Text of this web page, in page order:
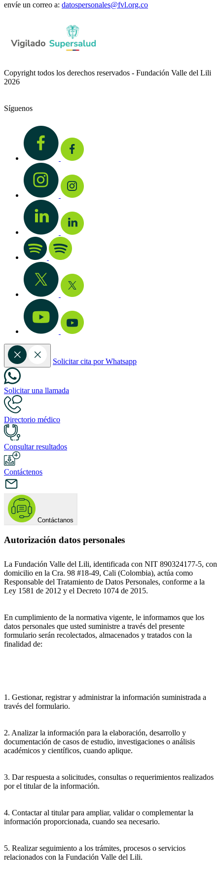
envíe un correo a: datospersonales@fvl.org.co
Copyright todos los derechos reservados - Fundación Valle del Lili
2026
Síguenos
Solicitar cita por Whatsapp
Solicitar una llamada
Directorio médico
Consultar resultados
Contáctenos
Contáctanos
Autorización datos personales
La Fundación Valle del Lili, identificada con NIT 890324177-5, con
domicilio en la Cra. 98 #18-49, Cali (Colombia), actúa como
Responsable del Tratamiento de Datos Personales, conforme a la
Ley 1581 de 2012 y el Decreto 1074 de 2015.
En cumplimiento de la normativa vigente, le informamos que los
datos personales que usted suministre a través del presente
formulario serán recolectados, almacenados y tratados con la
finalidad de:
1. Gestionar, registrar y administrar la información suministrada a
través del formulario.
2. Analizar la información para la elaboración, desarrollo y
documentación de casos de estudio, investigaciones o análisis
académicos y científicos, cuando aplique.
3. Dar respuesta a solicitudes, consultas o requerimientos realizados
por el titular de la información.
4. Contactar al titular para ampliar, validar o complementar la
información proporcionada, cuando sea necesario.
5. Realizar seguimiento a los trámites, procesos o servicios
relacionados con la Fundación Valle del Lili.